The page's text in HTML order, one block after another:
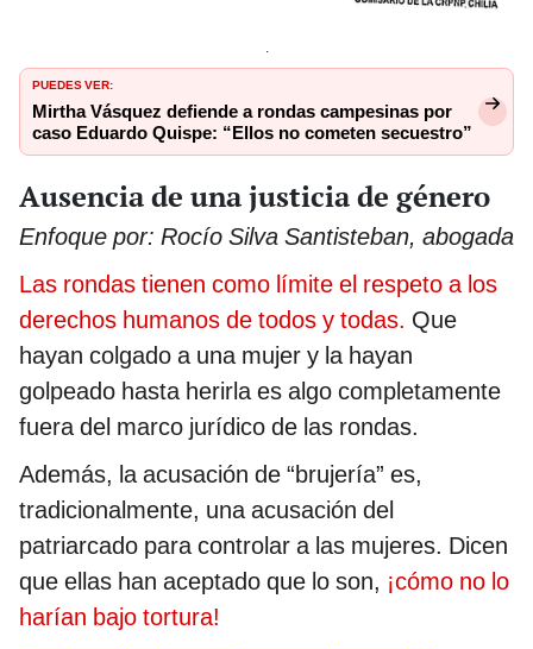
.
PUEDES VER:
Mirtha Vásquez defiende a rondas campesinas por
caso Eduardo Quispe: “Ellos no cometen secuestro”
Ausencia de una justicia de género
Enfoque por: Rocío Silva Santisteban, abogada
Las rondas tienen como límite el respeto a los
derechos humanos de todos y todas. Que
hayan colgado a una mujer y la hayan
golpeado hasta herirla es algo completamente
fuera del marco jurídico de las rondas.
Además, la acusación de “brujería” es,
tradicionalmente, una acusación del
patriarcado para controlar a las mujeres. Dicen
que ellas han aceptado que lo son, ¡cómo no lo
harían bajo tortura!